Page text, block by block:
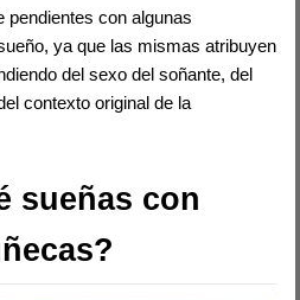
con algunas
ya que las mismas atribuyen
del sexo del soñante, del
contexto original de la
sueñas con